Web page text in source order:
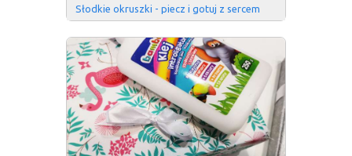
Słodkie okruszki - piecz i gotuj z sercem